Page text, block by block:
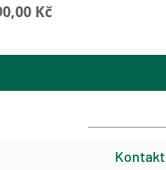
cena
Kč
Kontakt